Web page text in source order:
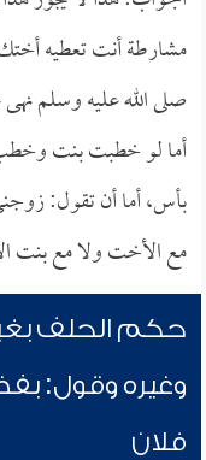
مشارطة أنت تعطيه
صلى الله عليه وسلم
أما لو خطبت بنت
بأس، أما أن تقول:
مع الأخت ولا مع بنت
حكم الحلف
وغيره وقول:
فلان